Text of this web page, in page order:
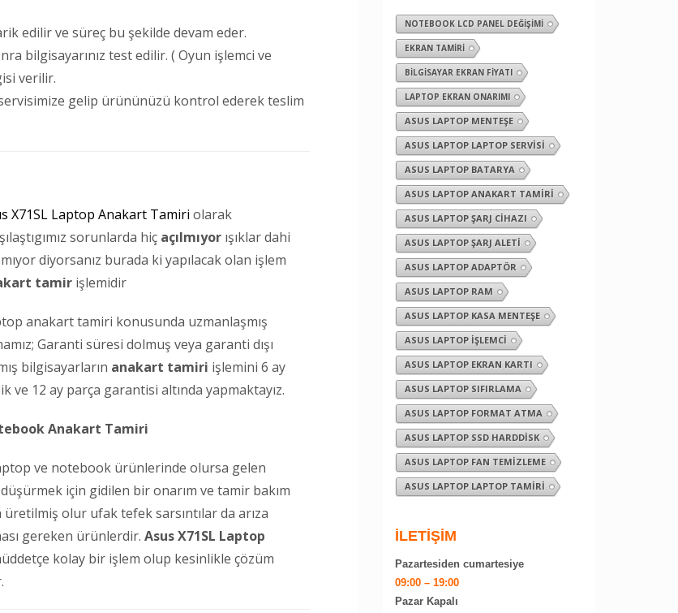
edilir ve süreç bu şekilde devam eder.
bilgisayarınız test edilir. ( Oyun işlemci ve
verilir.
gelip ürününüzü kontrol ederek teslim
X71SL Laptop Anakart Tamiri olarak
sorunlarda hiç açılmıyor ışıklar dahi
diyorsanız burada ki yapılacak olan işlem
tamir işlemidir
anakart tamiri konusunda uzmanlaşmış
Garanti süresi dolmuş veya garanti dışı
bilgisayarların anakart tamiri işlemini 6 ay
ve 12 ay parça garantisi altında yapmaktayız.
Anakart Tamiri
ve notebook ürünlerinde olursa gelen
için gidilen bir onarım ve tamir bakım
olur ufak tefek sarsıntılar da arıza
gereken ürünlerdir. Asus X71SL Laptop
kolay bir işlem olup kesinlikle çözüm
NOTEBOOK LCD PANEL DEĞIŞIMI
EKRAN TAMIRI
BILGISAYAR EKRAN FIYATI
LAPTOP EKRAN ONARIMI
ASUS LAPTOP MENTEŞE
ASUS LAPTOP LAPTOP SERVISI
ASUS LAPTOP BATARYA
ASUS LAPTOP ANAKART TAMIRI
ASUS LAPTOP ŞARJ CIHAZI
ASUS LAPTOP ŞARJ ALETI
ASUS LAPTOP ADAPTÖR
ASUS LAPTOP RAM
ASUS LAPTOP KASA MENTEŞE
ASUS LAPTOP İŞLEMCI
ASUS LAPTOP EKRAN KARTI
ASUS LAPTOP SIFIRLAMA
ASUS LAPTOP FORMAT ATMA
ASUS LAPTOP SSD HARDDISK
ASUS LAPTOP FAN TEMIZLEME
ASUS LAPTOP LAPTOP TAMIRI
İLETİŞİM
Pazartesiden cumartesiye
09:00 – 19:00
Pazar Kapalı